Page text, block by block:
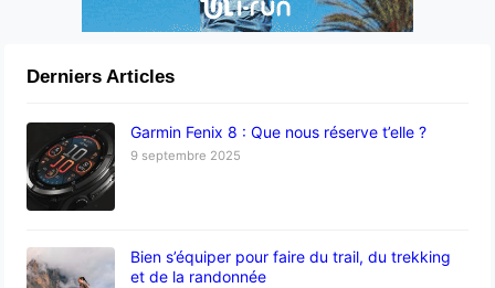
Derniers Articles
Garmin Fenix 8 : Que nous réserve t’elle ?
9 septembre 2025
Bien s’équiper pour faire du trail, du trekking
et de la randonnée